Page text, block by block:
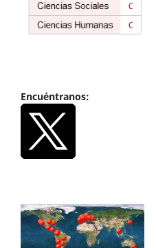
Encuéntranos: